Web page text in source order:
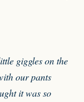
giggles on the
our pants
it was so